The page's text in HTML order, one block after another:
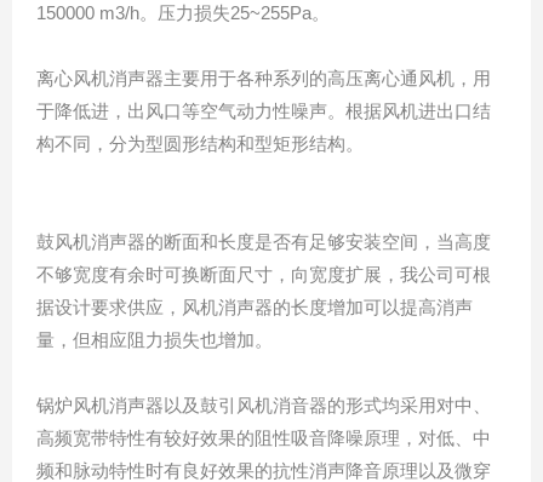
150000 m3/h。压力损失25~255Pa。
离心风机消声器主要用于各种系列的高压离心通风机，用
于降低进，出风口等空气动力性噪声。根据风机进出口结
构不同，分为型圆形结构和型矩形结构。
鼓风机消声器的断面和长度是否有足够安装空间，当高度
不够宽度有余时可换断面尺寸，向宽度扩展，我公司可根
据设计要求供应，风机消声器的长度增加可以提高消声
量，但相应阻力损失也增加。
锅炉风机消声器以及鼓引风机消音器的形式均采用对中、
高频宽带特性有较好效果的阻性吸音降噪原理，对低、中
频和脉动特性时有良好效果的抗性消声降音原理以及微穿